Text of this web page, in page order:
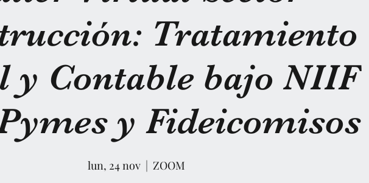
Tratamiento
y Contable bajo NIIF
y Fideicomisos
lun, 24 nov
  |
ZOOM